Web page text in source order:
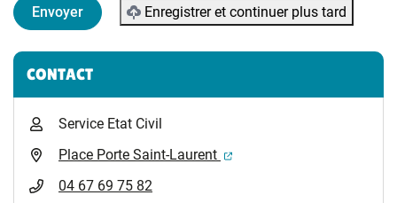
Enregistrer et continuer plus tard
Informations complémentaires
CONTACT
Service Etat Civil
Place Porte Saint-Laurent
(ouverture dans un
04 67 69 75 82